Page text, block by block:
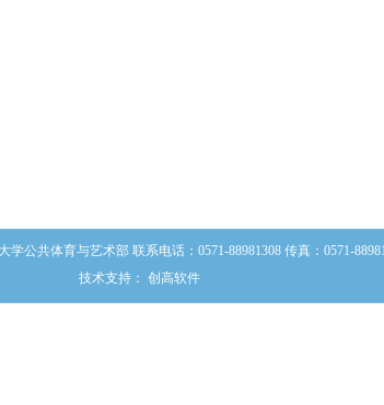
学公共体育与艺术部 联系电话：0571-88981308 传真：0571-
技术支持： 创高软件